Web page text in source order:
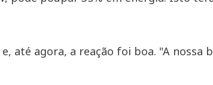
até agora, a reação foi boa. "A nossa